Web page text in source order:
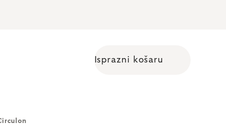
Isprazni košaru